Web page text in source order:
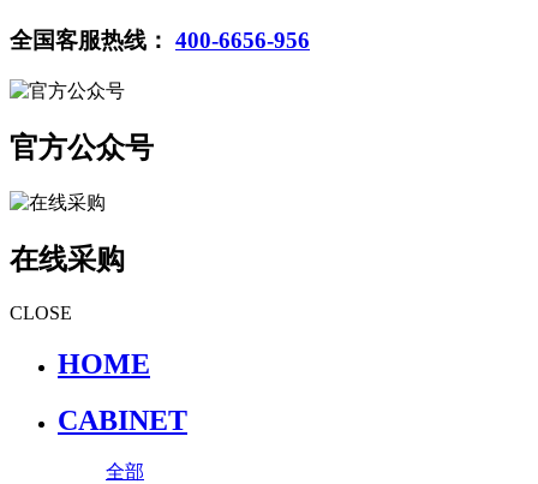
全国客服热线： 400-6656-956
官方公众号
在线采购
CLOSE
HOME
CABINET
全部